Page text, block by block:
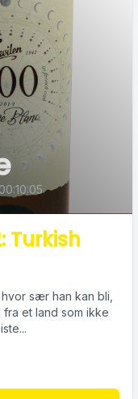
00:10:05
Turkish
sær han kan bli,
et land som ikke